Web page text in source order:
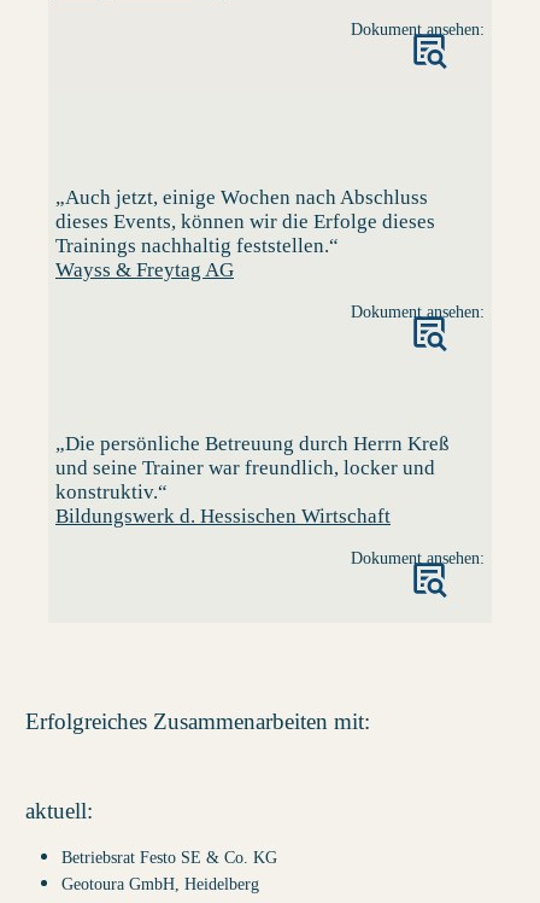
Dokument ansehen:
„Auch jetzt, einige Wochen nach Abschluss
dieses Events, können wir die Erfolge dieses
Trainings nachhaltig feststellen.“
Wayss & Freytag AG
Dokument ansehen:
„Die persönliche Betreuung durch Herrn Kreß
und seine Trainer war freundlich, locker und
konstruktiv.“
Bildungswerk d. Hessischen Wirtschaft
Dokument ansehen:
Erfolgreiches Zusammenarbeiten mit:
aktuell:
Betriebsrat Festo SE & Co. KG
Geotoura GmbH, Heidelberg